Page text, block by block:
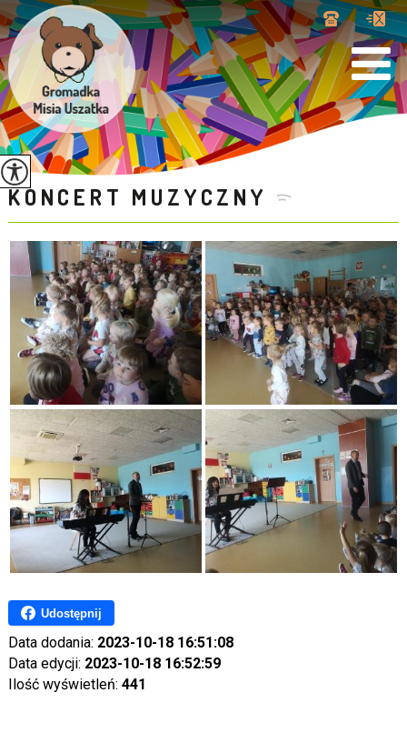
KONCERT MUZYCZNY
Udostępnij
Data dodania: 2023-10-18 16:51:08
Data edycji: 2023-10-18 16:52:59
Ilość wyświetleń: 441